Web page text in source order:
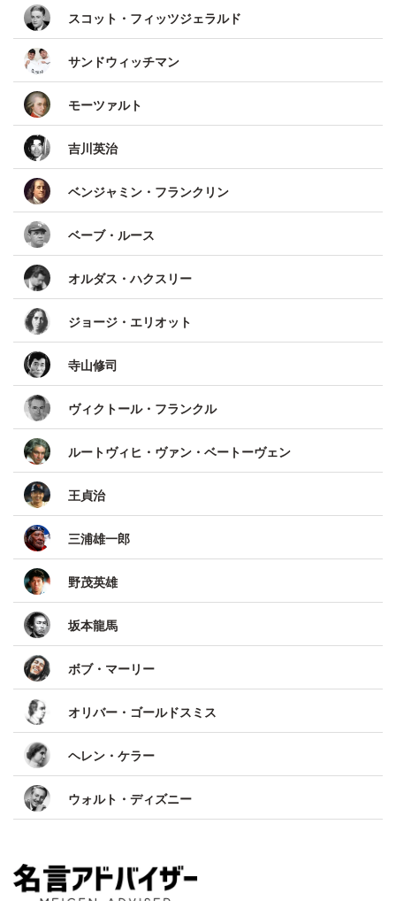
スコット・フィッツジェラルド
サンドウィッチマン
モーツァルト
吉川英治
ベンジャミン・フランクリン
ベーブ・ルース
オルダス・ハクスリー
ジョージ・エリオット
寺山修司
ヴィクトール・フランクル
ルートヴィヒ・ヴァン・ベートーヴェン
王貞治
三浦雄一郎
野茂英雄
坂本龍馬
ボブ・マーリー
オリバー・ゴールドスミス
ヘレン・ケラー
ウォルト・ディズニー